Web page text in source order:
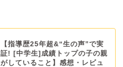
【指導歴25年超&“生の声”で実
証! [中学生]成績トップの子の親
がしていること】感想・レビュ